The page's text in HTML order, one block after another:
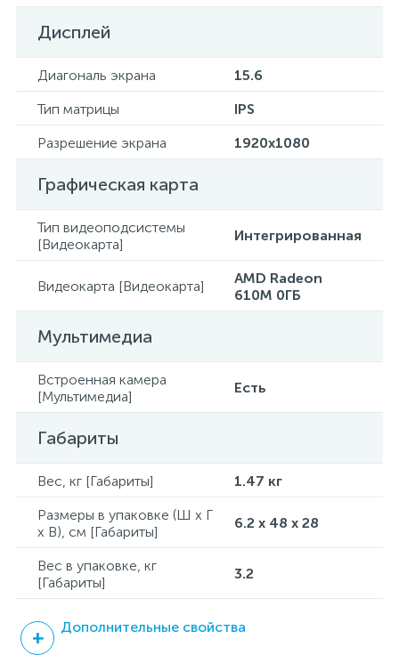
Дисплей
Диагональ экрана
15.6
Тип матрицы
IPS
Разрешение экрана
1920x1080
Графическая карта
Тип видеоподсистемы
[Видеокарта]
Интегрированная
Видеокарта [Видеокарта]
AMD Radeon
610M 0ГБ
Мультимедиа
Встроенная камера
[Мультимедиа]
Есть
Габариты
Вес, кг [Габариты]
1.47 кг
Размеры в упаковке (Ш x Г
x В), см [Габариты]
6.2 x 48 x 28
Вес в упаковке, кг
[Габариты]
3.2
Дополнительные свойства